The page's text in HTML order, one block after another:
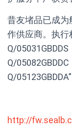
昔友堵品已成
作供应商。执行
Q/
Q/
Q/05123GBDDA”
http://